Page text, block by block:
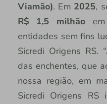
Viamão). Em 2025,
R$ 1,5 milhão
entidades sem fins
Sicredi Origens RS.
das enchentes, que
nossa região, em
Sicredi Origens